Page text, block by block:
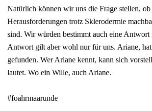
Natürlich können wir uns die Frage stellen,
Herausforderungen trotz Sklerodermie
sind. Wir würden bestimmt auch eine Antwort
Antwort gilt aber wohl nur für uns. Ariane, hat
gefunden. Wer Ariane kennt, kann sich
lautet. Wo ein Wille, auch Ariane.
#foahrmaarunde